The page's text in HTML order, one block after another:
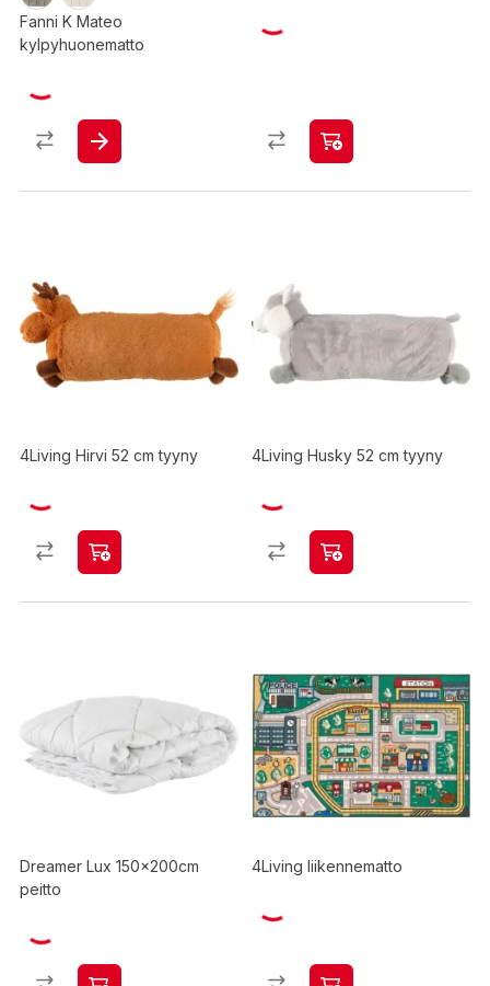
Fanni K Mateo
kylpyhuonematto
4Living Hirvi 52 cm tyyny 4Living Husky 52 cm tyyny
Dreamer Lux 150x200cm
peitto
4Living liikennematto